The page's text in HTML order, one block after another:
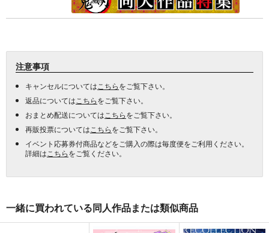
注意事項
キャンセルについては こちらをご覧下さい。
返品については こちらをご覧下さい。
おまとめ配送については こちらをご覧下さい。
再販投票については こちらをご覧下さい。
イベント応募券付商品などをご購入の際は毎度便をご利用ください。
詳細は こちらをご覧ください。
一緒に買われている同人作品または類似商品